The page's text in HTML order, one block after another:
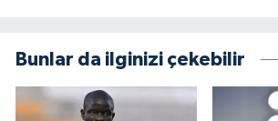
Bunlar da ilginizi çekebilir